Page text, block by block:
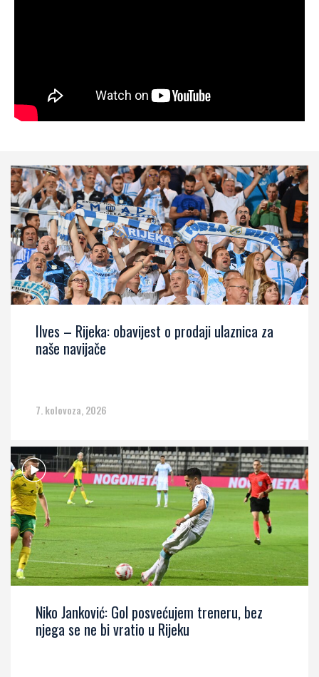
Ilves – Rijeka: obavijest o prodaji ulaznica za
naše navijače
7. kolovoza, 2026
Niko Janković: Gol posvećujem treneru, bez
njega se ne bi vratio u Rijeku